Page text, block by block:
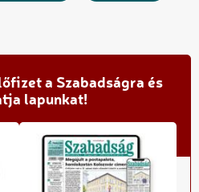
a Szabadságra és
lapunkat!